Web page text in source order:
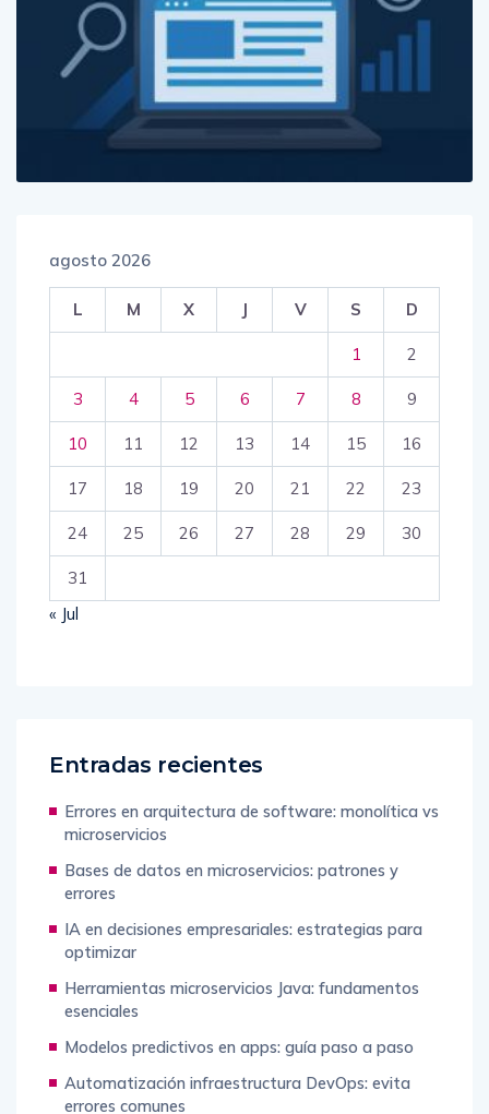
agosto 2026
L M X J V S D
1 2
3 4 5 6 7 8 9
10 11 12 13 14 15 16
17 18 19 20 21 22 23
24 25 26 27 28 29 30
31
« Jul
Entradas recientes
Errores en arquitectura de software: monolítica vs
microservicios
Bases de datos en microservicios: patrones y
errores
IA en decisiones empresariales: estrategias para
optimizar
Herramientas microservicios Java: fundamentos
esenciales
Modelos predictivos en apps: guía paso a paso
Automatización infraestructura DevOps: evita
errores comunes